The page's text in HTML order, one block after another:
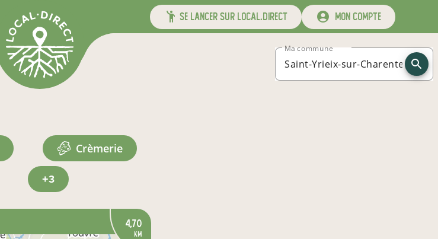
se lancer sur local.direct mon compte
Ma commune
crèmerie
+3
4,70
km